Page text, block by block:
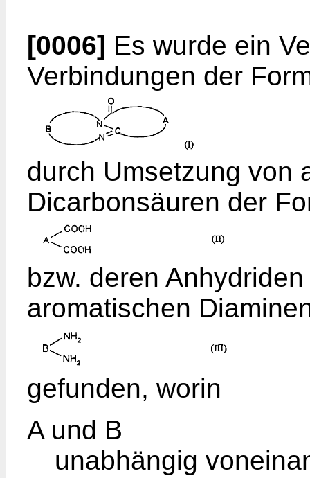
[0006] Es wurde ein
Verbindungen der
durch Umsetzung von
Dicarbonsäuren der
bzw. deren
aromatischen
gefunden, worin
A und B
unabhängig